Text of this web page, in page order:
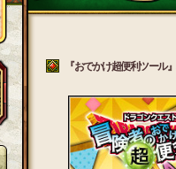
『おでかけ超便利ツール